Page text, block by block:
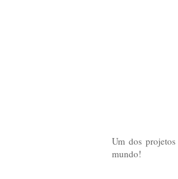
Um dos
mundo!